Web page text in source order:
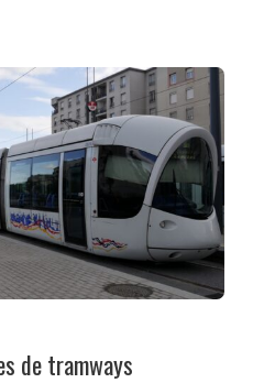
de tramways